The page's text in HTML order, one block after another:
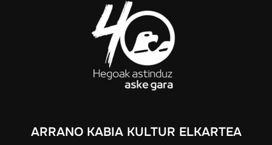
ARRANO KABIA KULTUR ELKARTEA